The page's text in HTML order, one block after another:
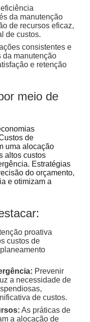
da manutenção
de recursos eficaz,
de custos.
consistentes e
da manutenção
e retenção
meio de
de
uma alocação
altos custos
Estratégias
do orçamento,
e otimizam a
proativa
custos de
Prevenir
a necessidade de
de custos.
As práticas de
a alocação de